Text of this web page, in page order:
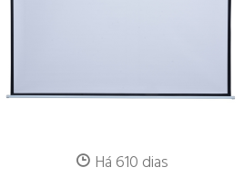
Há 610 dias